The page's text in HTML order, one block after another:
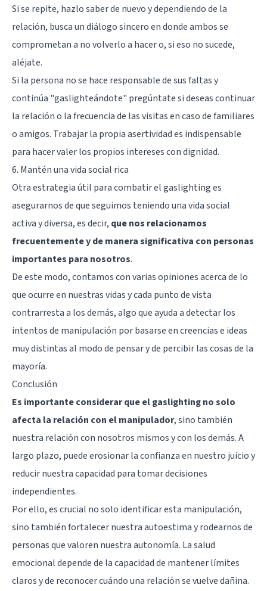
Si se repite, hazlo saber de nuevo y dependiendo de la
relación, busca un diálogo sincero en donde ambos se
comprometan a no volverlo a hacer o, si eso no sucede,
aléjate.
Si la persona no se hace responsable de sus faltas y
continúa "gaslighteándote" pregúntate si deseas continuar
la relación o la frecuencia de las visitas en caso de familiares
o amigos. Trabajar la propia asertividad es indispensable
para hacer valer los propios intereses con dignidad.
6. Mantén una vida social rica
Otra estrategia útil para combatir el gaslighting es
asegurarnos de que seguimos teniendo una vida social
activa y diversa, es decir, que nos relacionamos
frecuentemente y de manera significativa con personas
importantes para nosotros.
De este modo, contamos con varias opiniones acerca de lo
que ocurre en nuestras vidas y cada punto de vista
contrarresta a los demás, algo que ayuda a detectar los
intentos de manipulación por basarse en creencias e ideas
muy distintas al modo de pensar y de percibir las cosas de la
mayoría.
Conclusión
Es importante considerar que el gaslighting no solo
afecta la relación con el manipulador, sino también
nuestra relación con nosotros mismos y con los demás. A
largo plazo, puede erosionar la confianza en nuestro juicio y
reducir nuestra capacidad para tomar decisiones
independientes.
Por ello, es crucial no solo identificar esta manipulación,
sino también fortalecer nuestra autoestima y rodearnos de
personas que valoren nuestra autonomía. La salud
emocional depende de la capacidad de mantener límites
claros y de reconocer cuándo una relación se vuelve dañina.